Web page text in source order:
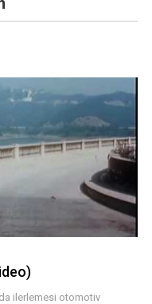
da ilerlemesi otomotiv